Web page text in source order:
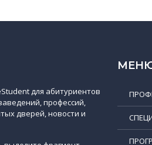
для абитуриентов
профессий,
дверей, новости и